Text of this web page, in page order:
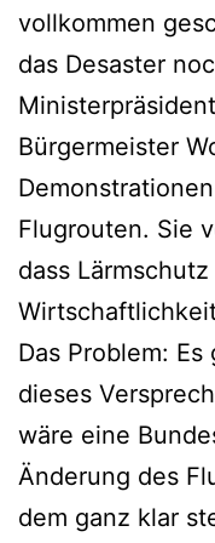
vollkommen
das Desaster
Bürgermeister
Flugrouten. Sie
dass
Das Problem:
dieses
wäre eine
Änderung des
dem ganz klar